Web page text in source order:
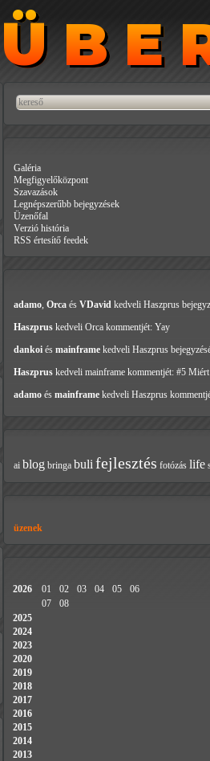
Galéria
Megfigyelőközpont
Szavazások
Legnépszerűbb bejegyzések
Üzenőfal
Verzió história
RSS értesítő feedek
adamo, Orca és VDavid kedveli Haszprus
Haszprus kedveli Orca kommentjét: Yay
dankoi és mainframe kedveli Haszprus
Haszprus kedveli mainframe kommentjét: #5 Miért
adamo és mainframe kedveli Haszprus
ai blog bringa buli fejlesztés fotózás life
üzenek
2026 01 02 03 04 05
06
07
08
2025
2024
2023
2020
2019
2018
2017
2016
2015
2014
2013